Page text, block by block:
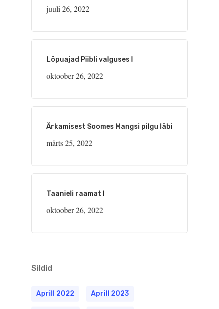
juuli 26, 2022
Lõpuajad Piibli valguses I
oktoober 26, 2022
Ärkamisest Soomes Mangsi pilgu läbi
märts 25, 2022
Taanieli raamat I
oktoober 26, 2022
Sildid
Aprill 2022 Aprill 2023